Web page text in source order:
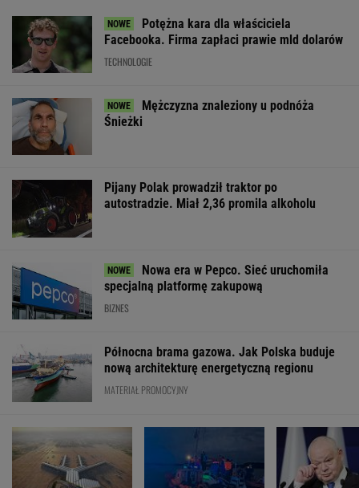
Potężna kara dla właściciela
Facebooka. Firma zapłaci prawie mld dolarów
TECHNOLOGIE
Mężczyzna znaleziony u podnóża
Śnieżki
Pijany Polak prowadził traktor po
autostradzie. Miał 2,36 promila alkoholu
Nowa era w Pepco. Sieć uruchomiła
specjalną platformę zakupową
BIZNES
Północna brama gazowa. Jak Polska buduje
nową architekturę energetyczną regionu
MATERIAŁ PROMOCYJNY